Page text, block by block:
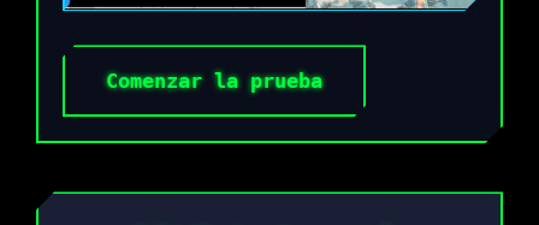
Comenzar la prueba